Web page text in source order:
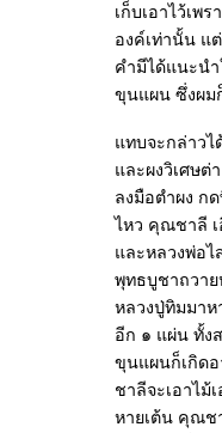
เก็บเอาไว้เพ
องค์เท่านั้น แ
คำมีได้แนะนำ
ขุนแผน ซึ่งผม
แทบจะกล่าว
และผงวิเศษต่
ลงมือตำผง ก
ไหว คุณชาลี เ
และหลวงพ่อไ
พุทธบูชาถวา
หลวงปู่ทิมมา
อีก ๑ แผ่น ทั้ง
ขุนแผนก็เกิด
ชาลีจะเอาไม้
หายเต้น คุณช